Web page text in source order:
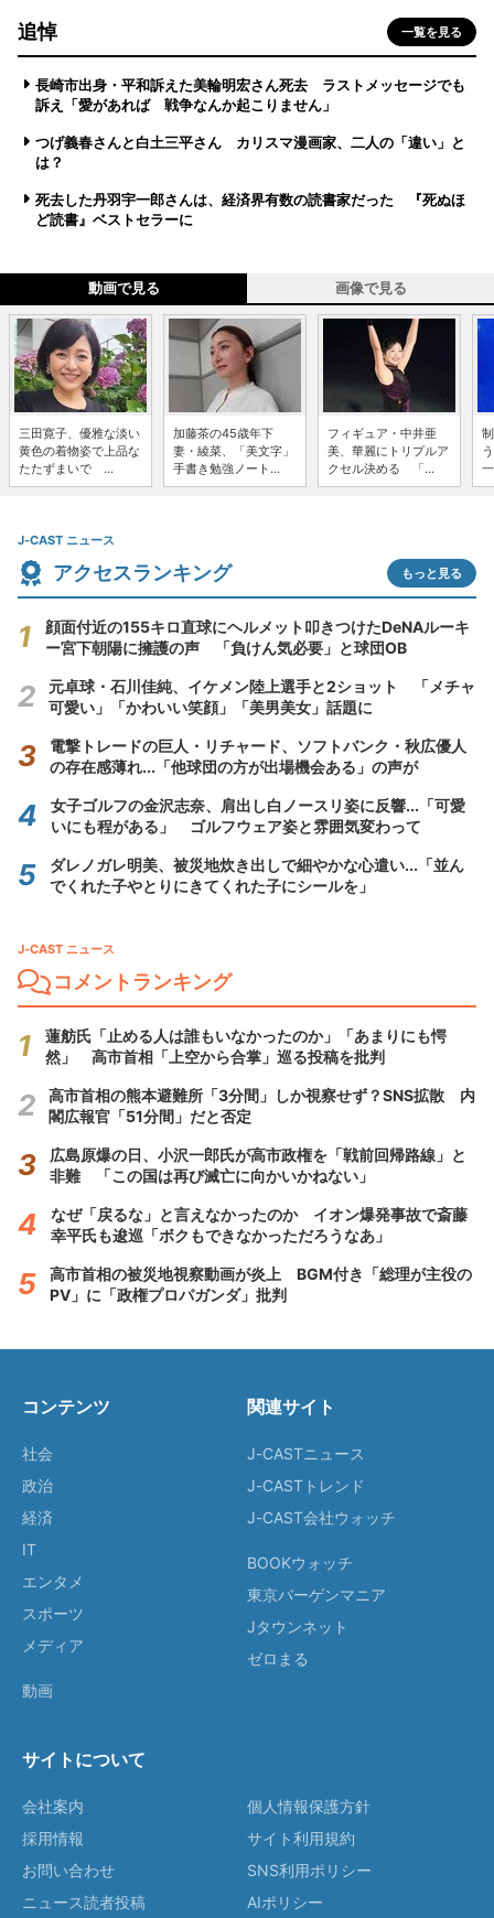
追悼 一覧を見る
長崎市出身・平和訴えた美輪明宏さん死去 ラストメッセージでも
訴え「愛があれば 戦争なんか起こりません」
つげ義春さんと白土三平さん カリスマ漫画家、二人の「違い」と
は？
死去した丹羽宇一郎さんは、経済界有数の読書家だった 『死ぬほ
ど読書』ベストセラーに
動画で見る 画像で見る
三田寛子、優雅な淡い
黄色の着物姿で上品な
たたずまいで ...
加藤茶の45歳年下
妻・綾菜、「美文字」
手書き勉強ノート...
フィギュア・中井亜
美、華麗にトリプルア
クセル決める 「...
J-CAST ニュース
アクセスランキング もっと見る
顔面付近の155キロ直球にヘルメット叩きつけたDeNAルーキ
ー宮下朝陽に擁護の声 「負けん気必要」と球団OB
元卓球・石川佳純、イケメン陸上選手と2ショット 「メチャ
可愛い」「かわいい笑顔」「美男美女」話題に
電撃トレードの巨人・リチャード、ソフトバンク・秋広優人
の存在感薄れ...「他球団の方が出場機会ある」の声が
女子ゴルフの金沢志奈、肩出し白ノースリ姿に反響...「可愛
いにも程がある」 ゴルフウェア姿と雰囲気変わって
ダレノガレ明美、被災地炊き出しで細やかな心遣い...「並ん
でくれた子やとりにきてくれた子にシールを」
J-CAST ニュース
コメントランキング
蓮舫氏「止める人は誰もいなかったのか」「あまりにも愕
然」 高市首相「上空から合掌」巡る投稿を批判
高市首相の熊本避難所「3分間」しか視察せず？SNS拡散 内
閣広報官「51分間」だと否定
広島原爆の日、小沢一郎氏が高市政権を「戦前回帰路線」と
非難 「この国は再び滅亡に向かいかねない」
なぜ「戻るな」と言えなかったのか イオン爆発事故で斎藤
幸平氏も逡巡「ボクもできなかっただろうなあ」
高市首相の被災地視察動画が炎上 BGM付き「総理が主役の
PV」に「政権プロパガンダ」批判
コンテンツ
社会
政治
経済
IT
エンタメ
スポーツ
メディア
動画
関連サイト
J-CASTニュース
J-CASTトレンド
J-CAST会社ウォッチ
BOOKウォッチ
東京バーゲンマニア
Jタウンネット
ゼロまる
サイトについて
会社案内
採用情報
お問い合わせ
ニュース読者投稿
個人情報保護方針
サイト利用規約
SNS利用ポリシー
AIポリシー